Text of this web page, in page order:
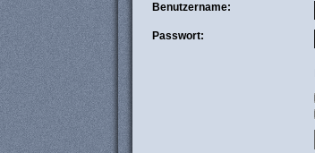
Benutzername:
Passwort: